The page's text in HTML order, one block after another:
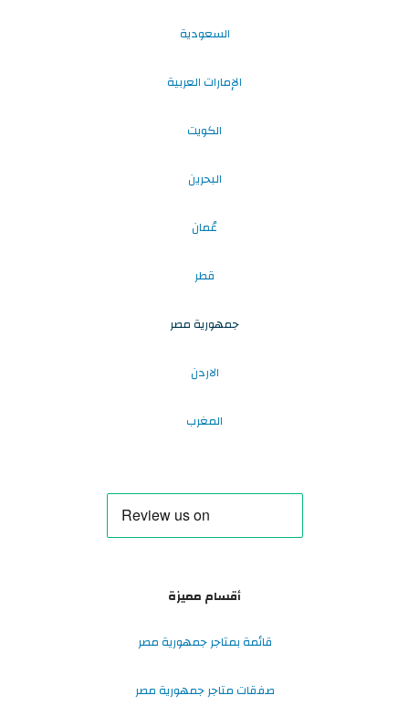
السعودية
الإمارات العربية
الكويت
البحرين
عُمان
قطر
جمهورية مصر
الاردن
المغرب
أقسام مميزة
قائمة بمتاجر جمهورية مصر
صفقات متاجر جمهورية مصر